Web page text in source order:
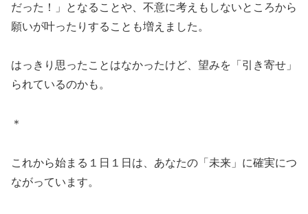
だった！」となることや、不意に考えもしないところから
願いが叶ったりすることも増えました。
はっきり思ったことはなかったけど、望みを「引き寄せ」
られているのかも。
＊
これから始まる１日１日は、あなたの「未来」に確実につ
ながっています。